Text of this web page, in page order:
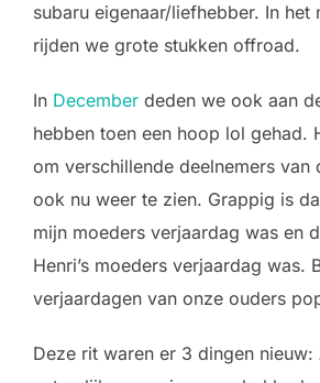
subaru eigenaar/liefhebber. In het
rijden we grote stukken offroad.
In December deden we ook aan
hebben toen een hoop lol gehad.
om verschillende deelnemers van
ook nu weer te zien. Grappig is
mijn moeders verjaardag was en
Henri’s moeders verjaardag was.
verjaardagen van onze ouders
Deze rit waren er 3 dingen nieuw: